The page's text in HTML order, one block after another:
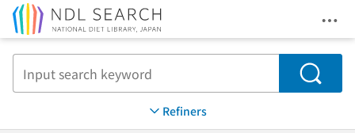
Search
Refiners